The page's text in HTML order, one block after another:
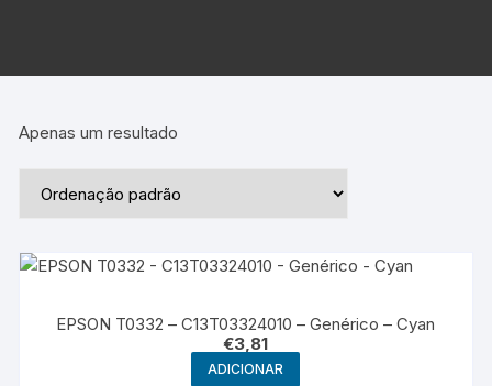
Apenas um resultado
EPSON T0332 – C13T03324010 – Genérico – Cyan
€3,81
ADICIONAR